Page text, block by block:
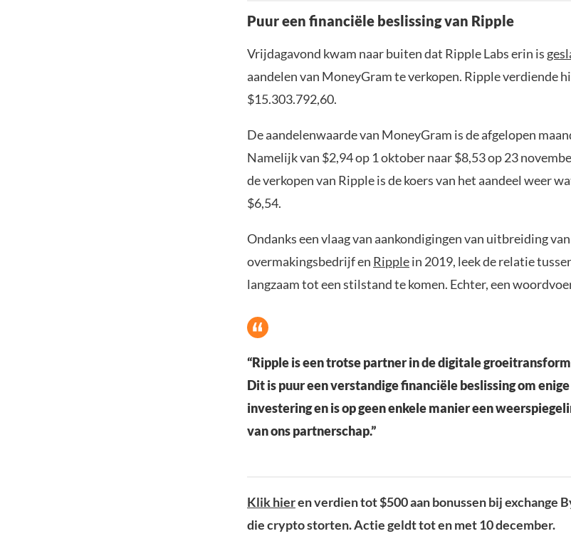
Puur een financiële beslissing van Ripple
Vrijdagavond kwam naar buiten dat Ripple Labs erin is
aandelen van MoneyGram te verkopen. Ripple verdiende
$15.303.792,60.
De aandelenwaarde van MoneyGram is de afgelopen
Namelijk van $2,94 op 1 oktober naar $8,53 op 23
de verkopen van Ripple is de koers van het aandeel weer
$6,54.
Ondanks een vlaag van aankondigingen van uitbreiding
overmakingsbedrijf en Ripplein 2019, leek de relatie
langzaam tot een stilstand te komen. Echter, een
“Ripple is een trotse partner in de digitale
Dit is puur een verstandige financiële beslissing om
investering en is op geen enkele manier een
van ons partnerschap.”
Klik hieren verdien tot $500 aan bonussen bij exchange
die crypto storten. Actie geldt tot en met 10 december.